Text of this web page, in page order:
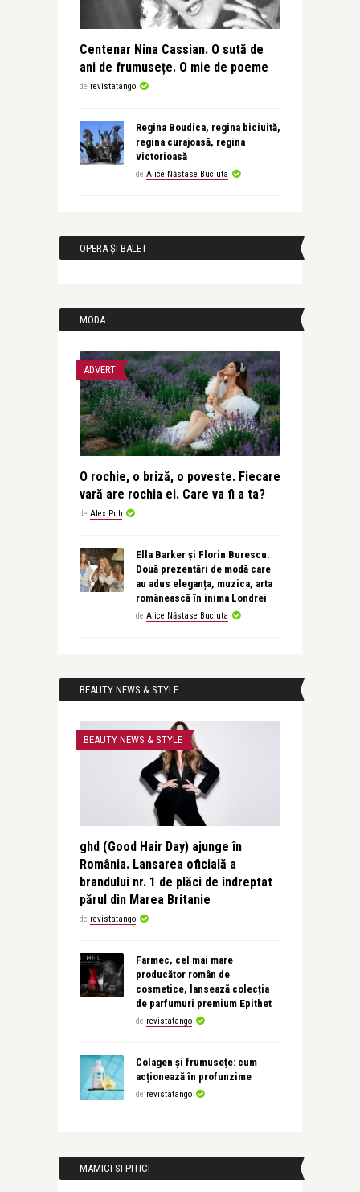
Centenar Nina Cassian. O sută de
ani de frumusețe. O mie de poeme
de revistatango
Regina Boudica, regina biciuită,
regina curajoasă, regina
victorioasă
de Alice Năstase Buciuta
OPERA ȘI BALET
MODA
ADVERT
O rochie, o briză, o poveste. Fiecare
vară are rochia ei. Care va fi a ta?
de Alex Pub
Ella Barker și Florin Burescu.
Două prezentări de modă care
au adus eleganța, muzica, arta
românească în inima Londrei
de Alice Năstase Buciuta
BEAUTY NEWS & STYLE
BEAUTY NEWS & STYLE
ghd (Good Hair Day) ajunge în
România. Lansarea oficială a
brandului nr. 1 de plăci de îndreptat
părul din Marea Britanie
de revistatango
Farmec, cel mai mare
producător român de
cosmetice, lansează colecția
de parfumuri premium Epithet
de revistatango
Colagen și frumusețe: cum
acționează în profunzime
de revistatango
MAMICI SI PITICI